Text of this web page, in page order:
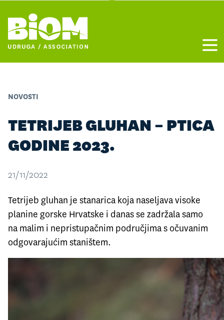
NOVOSTI
TETRIJEB GLUHAN – PTICA
GODINE 2023.
21/11/2022
Tetrijeb gluhan je stanarica koja naseljava visoke
planine gorske Hrvatske i danas se zadržala samo
na malim i nepristupačnim područjima s očuvanim
odgovarajućim staništem.